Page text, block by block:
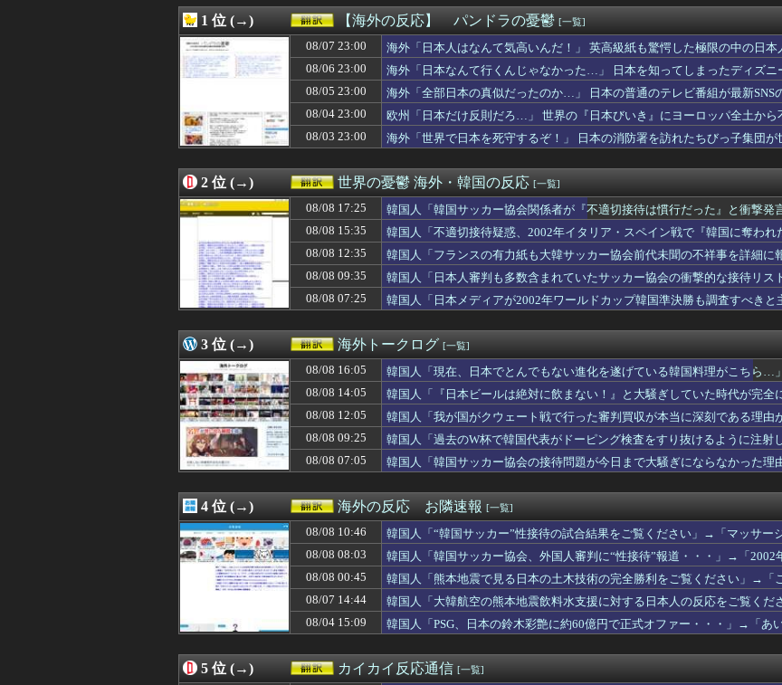
08/08 17:00
外国人「なぜ未だに日本に移住したがる若者が多いんだ？私に見えない何かが見えてい...
08/08 17:00
【海外の反応】中国がAI開発の主導権を握りつつあるよな → 「どうせアメリカは...
08/08 17:00
韓国人「17億ウォンのマンション持ちも基礎年金受給対象？おかしいだろ！」政府の...
08/08 16:50
【海外の反応】スクーバルが古巣タイガースへの復帰を熱望【MLB】
08/08 16:43
海外の反応：千賀滉大がメジャー自己最速161キロ計測するなど2戦連続完璧救援、...
大谷ドジャースがサヨナラ負けで7連敗！←「佐々木朗希には感謝」「このチームは呪...
外国人「東京で謎の動物を見たんだけどコイツの正体分かる？」
08/08 16:07
海外「日本には有名で人気なんけど入場料無料の遊園地があるんだよ」
08/08 16:05
韓国人「現在、日本でとんでもない進化を遂げている韓国料理がこちら…」→「これは...
08/08 16:00
韓国大統領「無能な人間を指揮官に選べば結果は火を見るより明らか」サッカー代表チ...
08/08 16:00
【朗報】韓国人「Jリーグのこの監督、経歴がおかしい」
08/08 15:35
韓国人「不適切接待疑惑、2002年イタリア・スペイン戦で『韓国に奪われた』と欧...
08/08 15:31
韓国人「本当にこれだけは日本がうらやましいと感じるものがこちら・・・」
韓国人「韓国サッカー審判性接待した試合の結果を全部調べると……」
08/08 15:15
家の前の花火が一斉に暴発、玄関先に駆け込む一家「なんであのドア鍵かけてんだ」【...
08/08 15:00
【海外の反応】マツダスピードアテンザは羊の皮を被った狼だった！
08/08 15:00
海外「数週間前に自分がぽろっと言ったどうでもいい話を、さらっと覚えててくれた」...
08/08 15:00
韓国人「イランとアメリカ、停戦協議で食い違い…トランプは『交渉中』と主張するも...
08/08 14:30
【MLB】Wソックス史上、今年が一番楽しいチームじゃないか？ → 「今年とはタ...
08/08 14:05
韓国人「『日本ビールは絶対に飲まない！』と大騒ぎしていた時代が完全に終わってし...
08/08 14:00
韓国人「まさか…W杯視聴に4900ウォン払えって？国民が殺到するはずが、NAV...
08/08 14:00
【衝撃】韓国人「大谷の今の成績、漫画でもこうはならない」
08/08 13:00
【イギリス】両親がイギリス生まれでない人【ポーランドボール】
08/08 13:00
韓国人「投票用紙不足問題、責任を痛感し深く謝罪」→「不正選挙だ！再選挙しろ！」
08/08 12:55
村上宗隆の第25号豪快ソロホームランにMLBファン騒然！←「次は大事な場面で打...
08/08 12:35
韓国人「フランスの有力紙も大韓サッカー協会前代未聞の不祥事を詳細に報道！」→「...
08/08 12:31
韓国人「日本は市民意識が高くて他人に迷惑をかけないというけど、実際の現地の様子...
08/08 12:25
海外「日本のこの場所は現実とは思えないレベルで美しい…！」外国人が感動する日本...
08/08 12:12
海外「反撃の狼煙には」村上宗隆の第25号特大ホームランに海外大興奮！（海外の反...
08/08 12:11
外国人「俺達が見かけたヤバすぎる髪型を集めてみたｗｗｗｗ」
08/08 12:07
韓国人「村上宗隆パワー炸裂大きな25号ソロホームラン！」
08/08 12:05
韓国人「我が国がクウェート戦で行った審判買収が本当に深刻である理由がこちら…」...
08/08 12:01
村上宗隆 25号特大ホームラン！日本人選手新人最多HR記録で単独トップに 海外...
08/08 12:00
#韓国質問サイト 『私は反日感情を一度も持った事がありません！』、『日本好きは...
海外「日本がまたアジアで唯一『世界住みやすさ指数』トップ10の都市がある国とな...
08/08 12:00
「あなたは一生働くけど、私は家にいればいいの」毎日言われた20歳がついに返した...
08/08 12:00
韓国人「チャン・ギハとユン・ガイ、18歳差を乗り越え熱愛を認める」→「羨ましい...
08/08 12:00
【衝撃】韓国人「日本の弁当屋の貼り紙、最後の一行がずるい」
1 位 (→) 【海外の反応】 パンドラの憂鬱 [一覧]
08/07 23:00
海外「日本人はなんて気高いんだ！」 英高級紙も驚愕した極限の中の日
08/06 23:00
海外「日本なんて行くんじゃなかった…」 日本を知ってしまったディズ
08/05 23:00
海外「全部日本の真似だったのか…」 日本の普通のテレビ番組が最新SNS
08/04 23:00
欧州「日本だけ反則だろ…」 世界の『日本びいき』にヨーロッパ全土から
08/03 23:00
海外「世界で日本を死守するぞ！」 日本の消防署を訪れたちびっ子集団が
2 位 (→) 世界の憂鬱 海外・韓国の反応 [一覧]
08/08 17:25
韓国人「韓国サッカー協会関係者が『不適切接待は慣行だった』と衝撃発
られる」
08/08 15:35
韓国人「不適切接待疑惑、2002年イタリア・スペイン戦で『韓国に奪われ
08/08 12:35
韓国人「フランスの有力紙も大韓サッカー協会前代未聞の不祥事を詳細
う‥」
08/08 09:35
韓国人「日本人審判も多数含まれていたサッカー協会の衝撃的な接待リ
明るみに‥」
08/08 07:25 韓国人「日本メディアが2002年ワールドカップ韓国準決勝も調査すべき
3 位 (→) 海外トークログ [一覧]
08/08 16:05
韓国人「現在、日本でとんでもない進化を遂げている韓国料理がこちら
反応
08/08 14:05
韓国人「『日本ビールは絶対に飲まない！』と大騒ぎしていた時代が完
韓国の反応
08/08 12:05
韓国人「我が国がクウェート戦で行った審判買収が本当に深刻である理
＝韓国の反応
08/08 09:25
韓国人「過去のW杯で韓国代表がドーピング検査をすり抜けるように注
ﾌﾞﾙ」＝韓国の反応
08/08 07:05
韓国人「韓国サッカー協会の接待問題が今日まで大騒ぎにならなかった
4 位 (→) 海外の反応 お隣速報 [一覧]
08/08 10:46
韓国人「“韓国サッカー”性接待の試合結果をご覧ください」→「マッサー
サッカーだ」
08/08 08:03
韓国人「韓国サッカー協会、外国人審判に“性接待”報道・・・」→「
ってたこと正しかったね・・・」「もうサッカー代表、サッカー協会解散
08/08 00:45
韓国人「熊本地震で見る日本の土木技術の完全勝利をご覧ください」→「
何か適当に作る感じがしない・・・」「あれがまさに経験値である」
08/07 14:44
韓国人「大韓航空の熊本地震飲料水支援に対する日本人の反応をご覧くだ
08/04 15:09
韓国人「PSG、日本の鈴木彩艶に約60億円で正式オファー・・・」→「あ
5 位 (→) カイカイ反応通信 [一覧]